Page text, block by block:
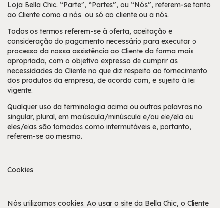
Loja Bella Chic. “Parte”, “Partes”, ou “Nós”, referem-se tanto
ao Cliente como a nós, ou só ao cliente ou a nós.
Todos os termos referem-se à oferta, aceitação e
consideração do pagamento necessário para executar o
processo da nossa assistência ao Cliente da forma mais
apropriada, com o objetivo expresso de cumprir as
necessidades do Cliente no que diz respeito ao fornecimento
dos produtos da empresa, de acordo com, e sujeito à lei
vigente.
Qualquer uso da terminologia acima ou outras palavras no
singular, plural, em maiúscula/minúscula e/ou ele/ela ou
eles/elas são tomados como intermutáveis e, portanto,
referem-se ao mesmo.
Cookies
Nós utilizamos cookies. Ao usar o site da Bella Chic, o Cliente